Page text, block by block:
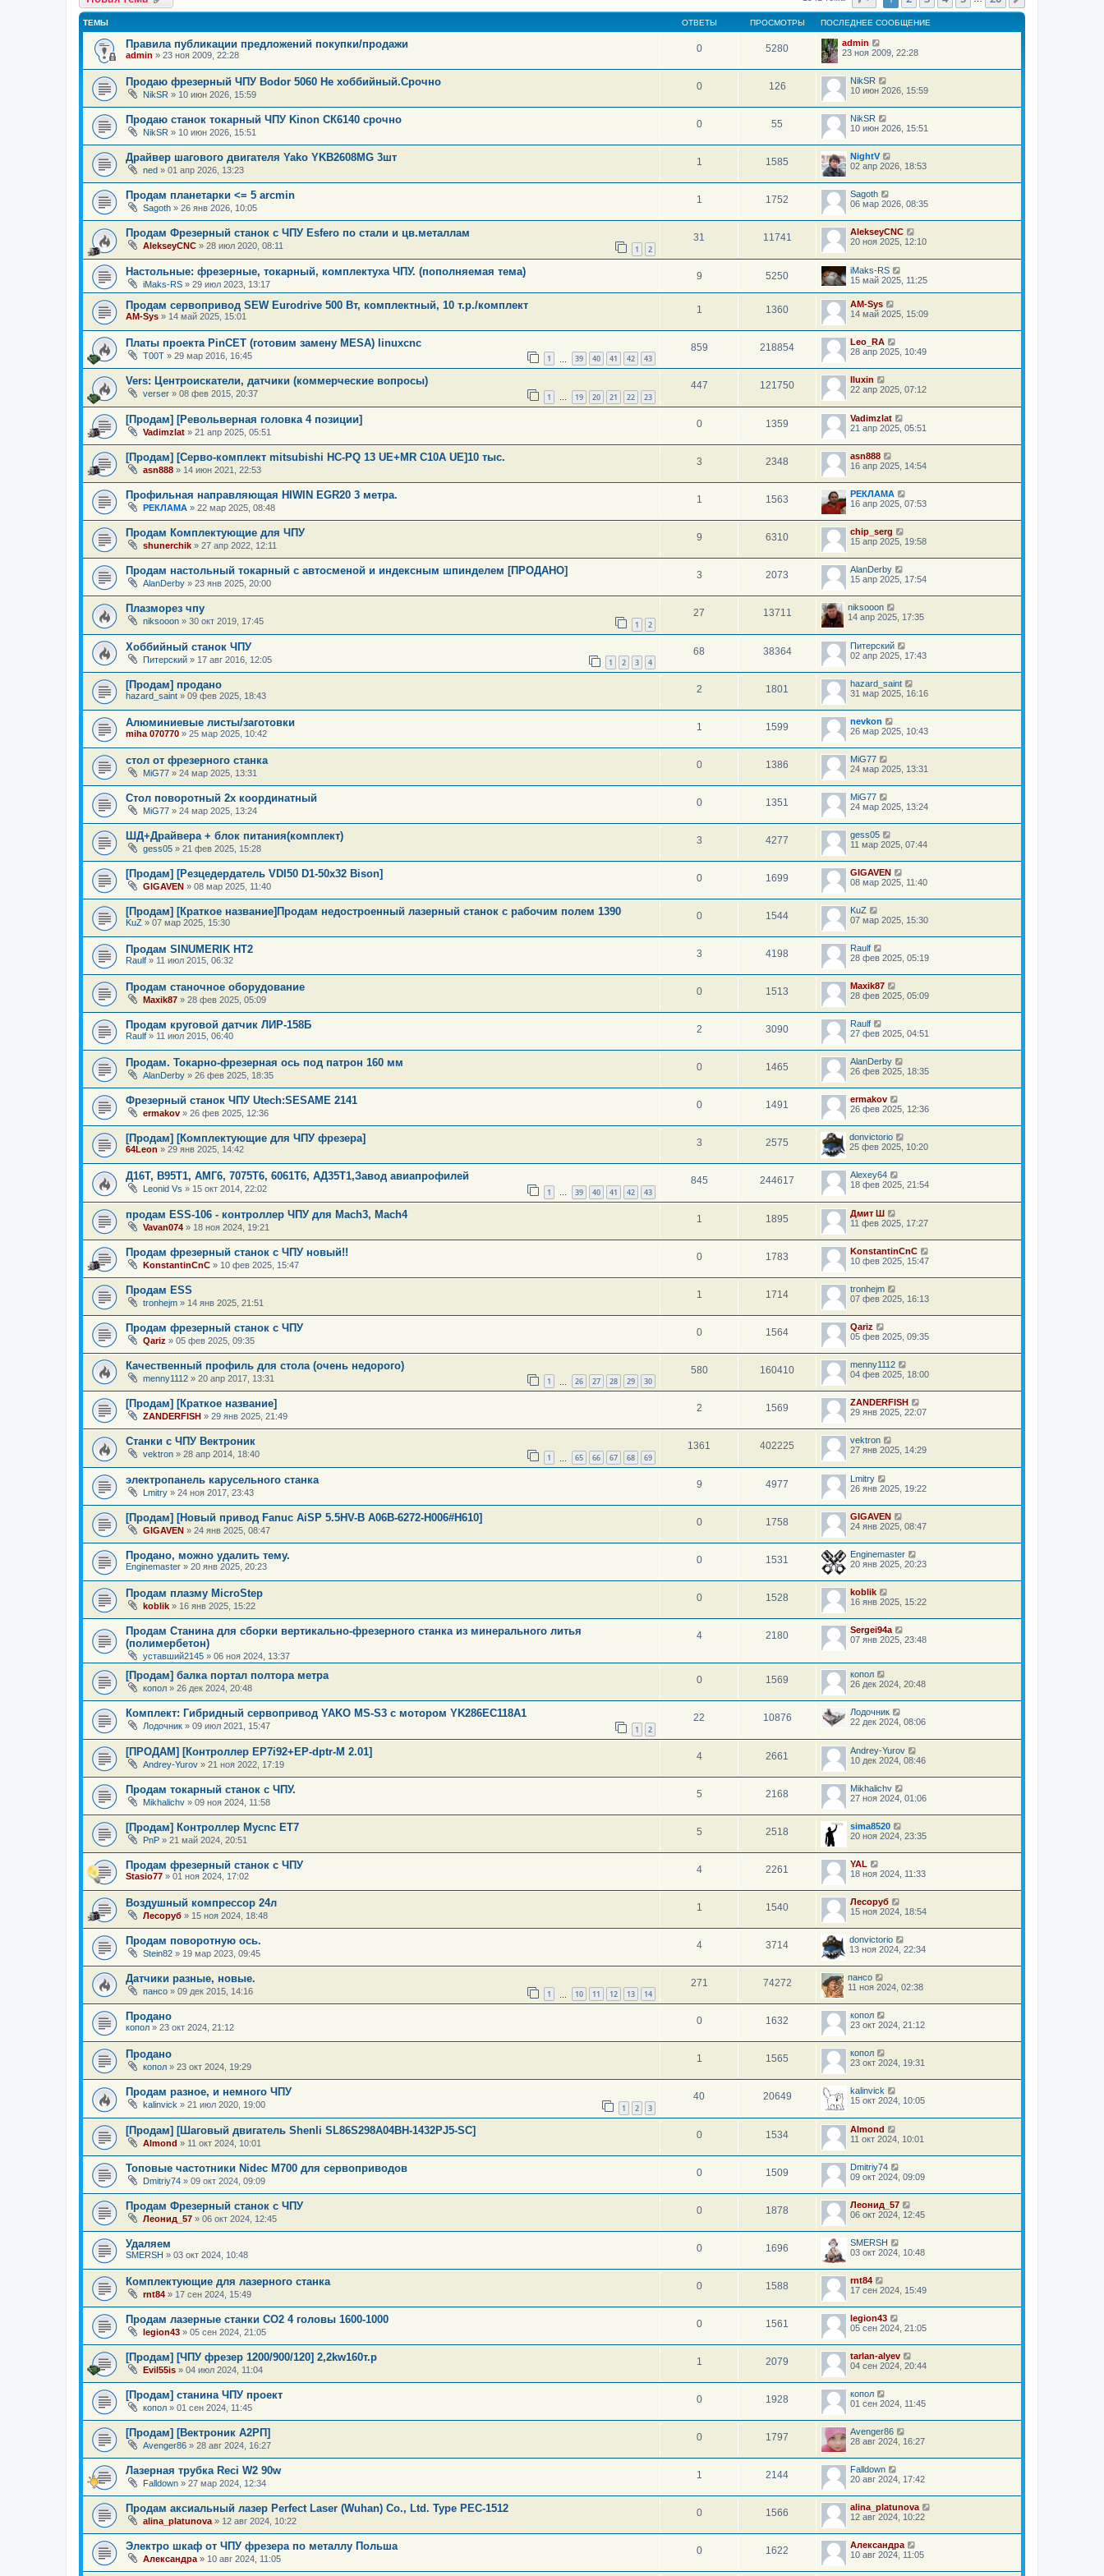
ТЕМЫ ОТВЕТЫ ПРОСМОТРЫ ПОСЛЕДНЕЕ СООБЩЕНИЕ
Правила публикации предложений покупки/продажи
admin » 23 ноя 2009, 22:28
0 5280
admin
23 ноя 2009, 22:28
Продаю фрезерный ЧПУ Bodor 5060 Не хоббийный.Срочно
NikSR » 10 июн 2026, 15:59
0 126
NikSR
10 июн 2026, 15:59
Продаю станок токарный ЧПУ Kinon СК6140 срочно
NikSR » 10 июн 2026, 15:51
0 55
NikSR
10 июн 2026, 15:51
Драйвер шагового двигателя Yako YKB2608MG 3шт
ned » 01 апр 2026, 13:23
1 1585
NightV
02 апр 2026, 18:53
Продам планетарки <= 5 arcmin
Sagoth » 26 янв 2026, 10:05
1 1752
Sagoth
06 мар 2026, 08:35
Продам Фрезерный станок с ЧПУ Esfero по стали и цв.металлам
AlekseyCNC » 28 июл 2020, 08:11 1 2
31 11741
AlekseyCNC
20 ноя 2025, 12:10
Настольные: фрезерные, токарный, комплектуха ЧПУ. (пополняемая тема)
iMaks-RS » 29 июл 2023, 13:17
9 5250
iMaks-RS
15 май 2025, 11:25
Продам сервопривод SEW Eurodrive 500 Вт, комплектный, 10 т.р./комплект
AM-Sys » 14 май 2025, 15:01
1 1360
AM-Sys
14 май 2025, 15:09
Платы проекта PinCET (готовим замену MESA) linuxcnc
T00T » 29 мар 2016, 16:45 1 39 40 41 42 43
859 218854
Leo_RA
28 апр 2025, 10:49
Vers: Центроискатели, датчики (коммерческие вопросы)
verser » 08 фев 2015, 20:37 1 … 19 20 21 22 23
447 121750
Iluxin
22 апр 2025, 07:12
[Продам] [Револьверная головка 4 позиции]
Vadimzlat » 21 апр 2025, 05:51
0 1359
Vadimzlat
21 апр 2025, 05:51
[Продам] [Серво-комплект mitsubishi HC-PQ 13 UE+MR C10A UE]10 тыс.
asn888 » 14 июн 2021, 22:53
3 2348
asn888
16 апр 2025, 14:54
Профильная направляющая HIWIN EGR20 3 метра.
РЕКЛАМА » 22 мар 2025, 08:48
1 1563
РЕКЛАМА
16 апр 2025, 07:53
Продам Комплектующие для ЧПУ
shunerchik » 27 апр 2022, 12:11
9 6310
chip_serg
15 апр 2025, 19:58
Продам настольный токарный с автосменой и индексным шпинделем [ПРОДАНО]
AlanDerby » 23 янв 2025, 20:00
3 2073
AlanDerby
15 апр 2025, 17:54
Плазморез чпу
niksooon » 30 окт 2019, 17:45 1 2
27 13711
niksooon
14 апр 2025, 17:35
Хоббийный станок ЧПУ
Питерский » 17 авг 2016, 12:05 1 2 3 4
68 38364
Питерский
02 апр 2025, 17:43
[Продам] продано
hazard_saint » 09 фев 2025, 18:43
2 1801
hazard_saint
31 мар 2025, 16:16
Алюминиевые листы/заготовки
miha 070770 » 25 мар 2025, 10:42
1 1599
nevkon
26 мар 2025, 10:43
стол от фрезерного станка
MiG77 » 24 мар 2025, 13:31
0 1386
MiG77
24 мар 2025, 13:31
Стол поворотный 2х координатный
MiG77 » 24 мар 2025, 13:24
0 1351
MiG77
24 мар 2025, 13:24
ШД+Драйвера + блок питания(комплект)
gess05 » 21 фев 2025, 15:28
3 4277
gess05
11 мар 2025, 07:44
[Продам] [Резцедердатель VDI50 D1-50x32 Bison]
GIGAVEN » 08 мар 2025, 11:40
0 1699
GIGAVEN
08 мар 2025, 11:40
[Продам] [Краткое название]Продам недостроенный лазерный станок с рабочим полем 1390
KuZ » 07 мар 2025, 15:30
0 1544
KuZ
07 мар 2025, 15:30
Продам SINUMERIK HT2
Raulf » 11 июл 2015, 06:32
3 4198
Raulf
28 фев 2025, 05:19
Продам станочное оборудование
Maxik87 » 28 фев 2025, 05:09
0 1513
Maxik87
28 фев 2025, 05:09
Продам круговой датчик ЛИР-158Б
Raulf » 11 июл 2015, 06:40
2 3090
Raulf
27 фев 2025, 04:51
Продам. Токарно-фрезерная ось под патрон 160 мм
AlanDerby » 26 фев 2025, 18:35
0 1465
AlanDerby
26 фев 2025, 18:35
Фрезерный станок ЧПУ Utech:SESAME 2141
ermakov » 26 фев 2025, 12:36
0 1491
ermakov
26 фев 2025, 12:36
[Продам] [Комплектующие для ЧПУ фрезера]
64Leon » 29 янв 2025, 14:42
3 2575
donvictorio
25 фев 2025, 10:20
Д16Т, В95Т1, АМГ6, 7075Т6, 6061Т6, АД35Т1,Завод авиапрофилей
Leonid Vs » 15 окт 2014, 22:02 1 … 39 40 41 42 43
845 244617
Alexey64
18 фев 2025, 21:54
продам ESS-106 - контроллер ЧПУ для Mach3, Mach4
Vavan074 » 18 ноя 2024, 19:21
1 1895
Дмит Ш
11 фев 2025, 17:27
Продам фрезерный станок с ЧПУ новый!!
KonstantinCnC » 10 фев 2025, 15:47
0 1783
KonstantinCnC
10 фев 2025, 15:47
Продам ESS
tronhejm » 14 янв 2025, 21:51
1 1714
tronhejm
07 фев 2025, 16:13
Продам фрезерный станок с ЧПУ
Qariz » 05 фев 2025, 09:35
0 1564
Qariz
05 фев 2025, 09:35
Качественный профиль для стола (очень недорого)
menny1112 » 20 апр 2017, 13:31 1 26 27 28 29 30
580 160410
menny1112
04 фев 2025, 18:00
[Продам] [Краткое название]
ZANDERFISH » 29 янв 2025, 21:49
2 1569
ZANDERFISH
29 янв 2025, 22:07
Станки с ЧПУ Вектроник
vektron » 28 апр 2014, 18:40 1 65 66 67 68 69
1361 402225
vektron
27 янв 2025, 14:29
электропанель карусельного станка
Lmitry » 24 ноя 2017, 23:43
9 4977
Lmitry
26 янв 2025, 19:22
[Продам] [Новый привод Fanuc AiSP 5.5HV-B A06B-6272-H006#H610]
GIGAVEN » 24 янв 2025, 08:47
0 1758
GIGAVEN
24 янв 2025, 08:47
Продано, можно удалить тему.
Enginemaster » 20 янв 2025, 20:23
0 1531
Enginemaster
20 янв 2025, 20:23
Продам плазму MicroStep
koblik » 16 янв 2025, 15:22
0 1528
koblik
16 янв 2025, 15:22
Продам Станина для сборки вертикально-фрезерного станка из минерального литья
(полимербетон)
уставший2145 » 06 ноя 2024, 13:37
4 2180
Sergei94а
07 янв 2025, 23:48
[Продам] балка портал полтора метра
копол » 26 дек 2024, 20:48
0 1569
копол
26 дек 2024, 20:48
Комплект: Гибридный сервопривод YAKO MS-S3 с мотором YK286EC118A1
Лодочник » 09 июл 2021, 15:47 1 2
22 10876
Лодочник
22 дек 2024, 08:06
[ПРОДАМ] [Контроллер EP7i92+EP-dptr-M 2.01]
Andrey-Yurov » 21 ноя 2022, 17:19
4 2661
Andrey-Yurov
10 дек 2024, 08:46
Продам токарный станок с ЧПУ.
Mikhalichv » 09 ноя 2024, 11:58
5 2168
Mikhalichv
27 ноя 2024, 01:06
[Продам] Контроллер Mycnc ET7
PnP » 21 май 2024, 20:51
5 2518
sima8520
20 ноя 2024, 23:35
Продам фрезерный станок с ЧПУ
Stasio77 » 01 ноя 2024, 17:02
4 2261
YAL
18 ноя 2024, 11:33
Воздушный компрессор 24л
Лесоруб » 15 ноя 2024, 18:48
1 1540
Лесоруб
15 ноя 2024, 18:54
Продам поворотную ось.
Stein82 » 19 мар 2023, 09:45
4 3714
donvictorio
13 ноя 2024, 22:34
Датчики разные, новые.
пансо » 09 дек 2015, 14:16 1 10 11 12 13 14
271 74272
пансо
11 ноя 2024, 02:38
Продано
копол » 23 окт 2024, 21:12
0 1632
копол
23 окт 2024, 21:12
Продано
копол » 23 окт 2024, 19:29
1 1565
копол
23 окт 2024, 19:31
Продам разное, и немного ЧПУ
kalinvick » 21 июл 2020, 19:00 1 2 3
40 20649
kalinvick
15 окт 2024, 10:05
[Продам] [Шаговый двигатель Shenli SL86S298A04BH-1432PJ5-SC]
Almond » 11 окт 2024, 10:01
0 1534
Almond
11 окт 2024, 10:01
Топовые частотники Nidec M700 для сервоприводов
Dmitriy74 » 09 окт 2024, 09:09
0 1509
Dmitriy74
09 окт 2024, 09:09
Продам Фрезерный станок с ЧПУ
Леонид_57 » 06 окт 2024, 12:45
0 1878
Леонид_57
06 окт 2024, 12:45
Удаляем
SMERSH » 03 окт 2024, 10:48
0 1696
SMERSH
03 окт 2024, 10:48
Комплектующие для лазерного станка
rnt84 » 17 сен 2024, 15:49
0 1588
rnt84
17 сен 2024, 15:49
Продам лазерные станки СО2 4 головы 1600-1000
legion43 » 05 сен 2024, 21:05
0 1561
legion43
05 сен 2024, 21:05
[Продам] [ЧПУ фрезер 1200/900/120] 2,2kw160т.р
Evil55is » 04 июл 2024, 11:04
1 2079
tarlan-alyev
04 сен 2024, 20:44
[Продам] станина ЧПУ проект
копол » 01 сен 2024, 11:45
0 1928
копол
01 сен 2024, 11:45
[Продам] [Вектроник А2РП]
Avenger86 » 28 авг 2024, 16:27
0 1797
Avenger86
28 авг 2024, 16:27
Лазерная трубка Reci W2 90w
Falldown » 27 мар 2024, 12:34
1 2144
Falldown
20 авг 2024, 17:42
Продам аксиальный лазер Perfect Laser (Wuhan) Co., Ltd. Type PEC-1512
alina_platunova » 12 авг 2024, 10:22
0 1566
alina_platunova
12 авг 2024, 10:22
Электро шкаф от ЧПУ фрезера по металлу Польша
Александра » 10 авг 2024, 11:05
0 1622
Александра
10 авг 2024, 11:05